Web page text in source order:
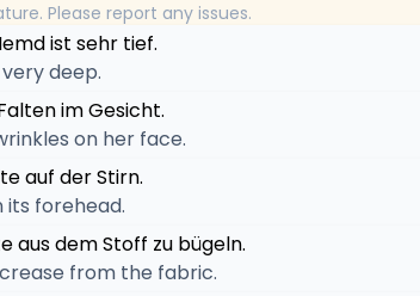
Please report any issues.
ist sehr tief.
deep.
im Gesicht.
on her face.
auf der Stirn.
its forehead.
aus dem Stoff zu bügeln.
from the fabric.